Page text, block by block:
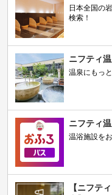
日本全国の
検索！
ニフティ
温泉にもっ
ニフティ
温浴施設を
【ニフテ